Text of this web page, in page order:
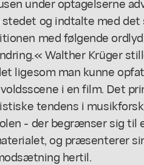
og indtalte med det
med følgende
Walther Krüger
ligesom man kunne
i en film. Det
tendens i
- der begrænser sig til
og præsenterer
hertil.